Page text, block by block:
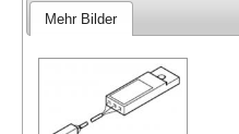
Mehr Bilder